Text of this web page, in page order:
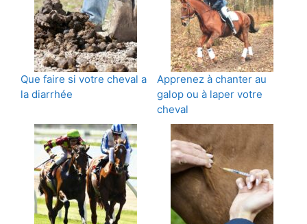
Que faire si votre cheval a
la diarrhée
Apprenez à chanter au
galop ou à laper votre
cheval